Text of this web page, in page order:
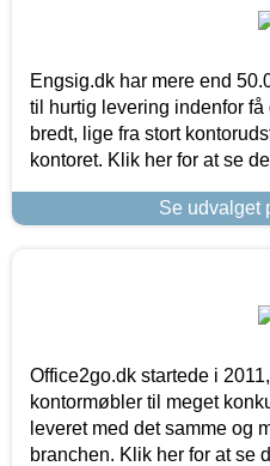
Engsig.dk har mere end
til hurtig levering indenfor
bredt, lige fra stort
kontoret. Klik her for at se
Se udvalget
Office2go.dk startede i
kontormøbler til meget
leveret med det samme og
branchen. Klik her for at se